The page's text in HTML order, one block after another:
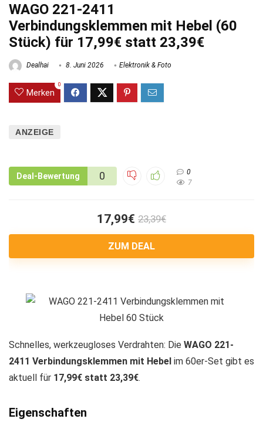
WAGO 221-2411
Verbindungsklemmen mit Hebel (60
Stück) für 17,99€ statt 23,39€
Dealhai 8. Juni 2026 Elektronik & Foto
Merken
0
ANZEIGE
Deal-Bewertung 0
0
7
17,99€ 23,39€
ZUM DEAL
Schnelles, werkzeugloses Verdrahten: Die WAGO 221-
2411 Verbindungsklemmen mit Hebel im 60er-Set gibt es
aktuell für 17,99€ statt 23,39€.
Eigenschaften